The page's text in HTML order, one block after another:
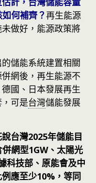
何補齊？再生能源
做好，能源政策將
儲能系統建置相關
網後，再生能源不
國、日本發展再生
可是台灣儲能發展
台灣2025年儲能目
網型1GW、太陽光
科技部、原能會及中
應至少10%，等同